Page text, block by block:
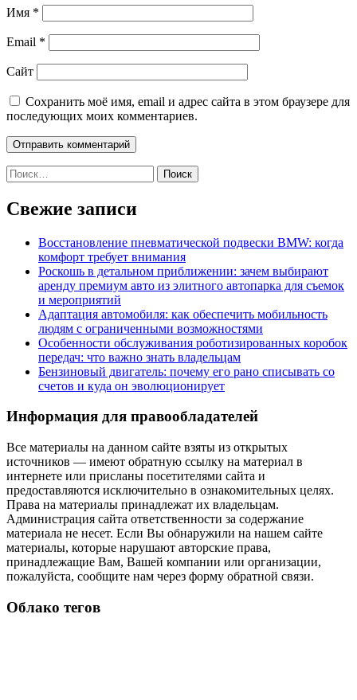
Имя *
Email *
Сайт
Сохранить моё имя, email и адрес сайта в этом браузере для
последующих моих комментариев.
Найти:
Свежие записи
Восстановление пневматической подвески BMW: когда
комфорт требует внимания
Роскошь в детальном приближении: зачем выбирают
аренду премиум авто из элитного автопарка для съемок
и мероприятий
Адаптация автомобиля: как обеспечить мобильность
людям с ограниченными возможностями
Особенности обслуживания роботизированных коробок
передач: что важно знать владельцам
Бензиновый двигатель: почему его рано списывать со
счетов и куда он эволюционирует
Информация для правообладателей
Все материалы на данном сайте взяты из открытых
источников — имеют обратную ссылку на материал в
интернете или присланы посетителями сайта и
предоставляются исключительно в ознакомительных целях.
Права на материалы принадлежат их владельцам.
Администрация сайта ответственности за содержание
материала не несет. Если Вы обнаружили на нашем сайте
материалы, которые нарушают авторские права,
принадлежащие Вам, Вашей компании или организации,
пожалуйста, сообщите нам через форму обратной связи.
Облако тегов